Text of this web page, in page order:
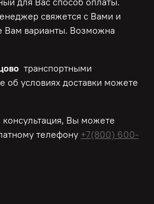
свяжется с Вами и
Вам варианты. Возможна
транспортными
об условиях доставки можете
Вы можете
телефону +7(800) 600-